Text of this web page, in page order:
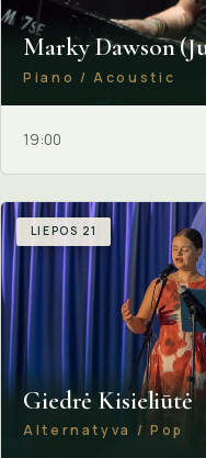
Marky Dawson
Piano / Acoustic
19:00
LIEPOS 21
Giedrė Kisieliūtė
Alternatyva / Pop